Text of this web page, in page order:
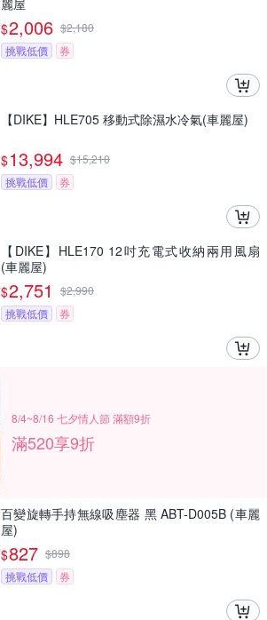
麗屋
$2,006 $2,180
挑戰低價
券
【DIKE】HLE705 移動式除濕水冷氣(車麗屋)
$13,994 $15,210
挑戰低價
券
【DIKE】HLE170 12吋充電式收納兩用風扇
(車麗屋)
$2,751 $2,990
挑戰低價
券
8/4~8/16 七夕情人節 滿額9折
滿520享9折
百變旋轉手持無線吸塵器 黑 ABT-D005B (車麗
屋)
$827 $898
挑戰低價
券